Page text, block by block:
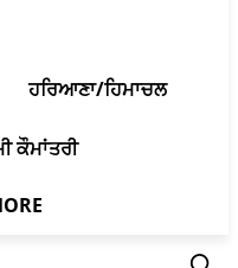
ਹਰਿਆਣਾ/ਹਿਮਾਚਲ
ਕੌਮਾਂਤਰੀ